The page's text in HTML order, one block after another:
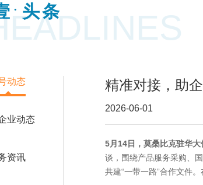
· 头条
动态
业动态
资讯
精准对接，助
2026-06-01
5月14日，莫桑比克驻华
谈，围绕产品服务采购、
共建“一带一路”合作文件